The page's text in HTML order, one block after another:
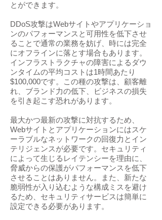
とができます。
DDoS攻撃はWebサイトやアプリケーショ
ンのパフォーマンスと可用性を低下させ
ることで通常の業務を妨げ、時には完全
にオフラインに落とす場合もあります。
インフラストラクチャの障害によるダウ
ンタイムの平均コストは1時間あたり
$100,000です。この種の攻撃は、顧客離
れ、ブランド力の低下、ビジネスの損失
を引き起こす恐れがあります。
最大かつ最新の攻撃に対抗するため、
Webサイトとアプリケーションにはスケ
ーラブルなネットワークの回復力とイン
テリジェンスが必要です。セキュリティ
によって生じるレイテンシーを理由に、
脅威からの保護がパフォーマンスを低下
させることはありません。また、新たな
脆弱性が入り込むような構成ミスを避け
るため、セキュリティサービスは簡単に
設定できる必要があります。